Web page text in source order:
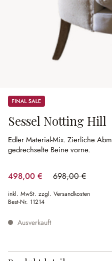
Sale
Sessel Notting Hill
Edler Material-Mix. Zierliche
gedrechselte Beine vorne.
498,00 € 698,00 €
(28.65% gespart)
inkl. MwSt. zzgl. Versandkosten
Best-Nr. 11214
Ausverkauft